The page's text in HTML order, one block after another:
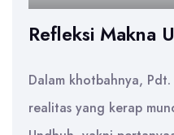
Refleksi Makna
Dalam khotbahnya,
realitas yang kerap